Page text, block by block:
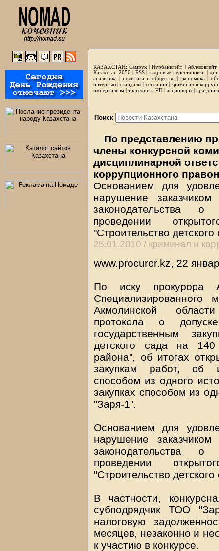
КАЗАХСТАН: Самрук |Нурбанкгейт | Аблязовгейт
Казахстан-2050 | RSS|кадровые перестановки|
аналитика | политика и общество | экономика |
интервью |скандалы | сенсации|криминал и
империализм | трагедии и ЧП | акционеры |
Поиск
По представлению
члены конкурсной
дисциплинарной
коррупционного
Основанием для
нарушение
законодательства о
проведении
"Строительство
25.01.2010 / криминал и
www.procuror.kz, 22
По иску прокурора
Специализированного
Акмолинской
протокола о
государственным
детского сада на
района", об итогах
закупкам работ, об
способом из одного
закупках способом из
"Заря-1".
Основанием для
нарушение
законодательства о
проведении
"Строительство
В частности,
субподрядчик ТОО
налоговую
месяцев, незаконно и
к участию в конкурсе.